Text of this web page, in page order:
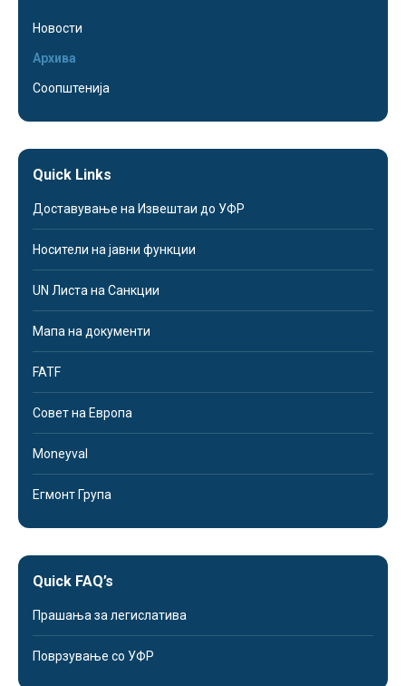
Новости
Архива
Соопштенија
Quick Links
Доставување на Извештаи до УФР
Носители на јавни функции
UN Листа на Санкции
Мапа на документи
FATF
Совет на Европа
Moneyval
Егмонт Група
Quick FAQ’s
Прашања за легислатива
Поврзување со УФР